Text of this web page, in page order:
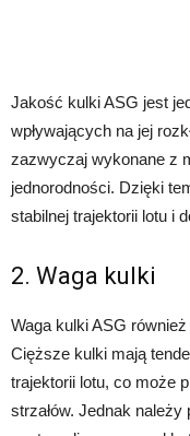
Jakość kulki ASG jest
wpływających na jej
zazwyczaj wykonane z
jednorodności. Dzięki
stabilnej trajektorii lotu i
2. Waga kulki
Waga kulki ASG
Cięższe kulki mają
trajektorii lotu, co może
strzałów. Jednak